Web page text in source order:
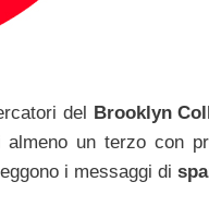
del Brooklyn
un terzo con
i messaggi di